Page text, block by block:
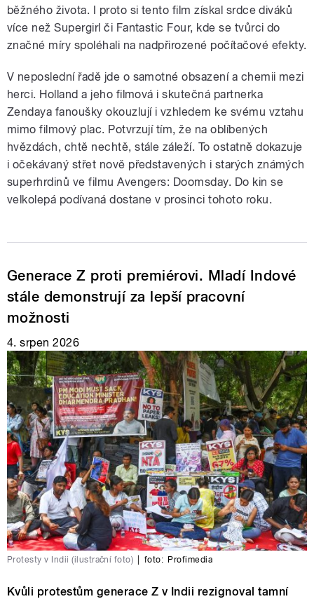
běžného života. I proto si tento film získal srdce diváků
více než Supergirl či Fantastic Four, kde se tvůrci do
značné míry spoléhali na nadpřirozené počítačové efekty.
V neposlední řadě jde o samotné obsazení a chemii mezi
herci. Holland a jeho filmová i skutečná partnerka
Zendaya fanoušky okouzlují i vzhledem ke svému vztahu
mimo filmový plac. Potvrzují tím, že na oblíbených
hvězdách, chtě nechtě, stále záleží. To ostatně dokazuje
i očekávaný střet nově představených i starých známých
superhrdinů ve filmu Avengers: Doomsday. Do kin se
velkolepá podívaná dostane v prosinci tohoto roku.
Generace Z proti premiérovi. Mladí Indové
stále demonstrují za lepší pracovní
možnosti
4. srpen 2026
Protesty v Indii (ilustrační foto) foto: Profimedia
Kvůli protestům generace Z v Indii rezignoval tamní